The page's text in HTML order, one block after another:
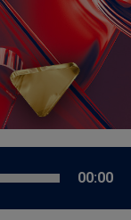
00:00